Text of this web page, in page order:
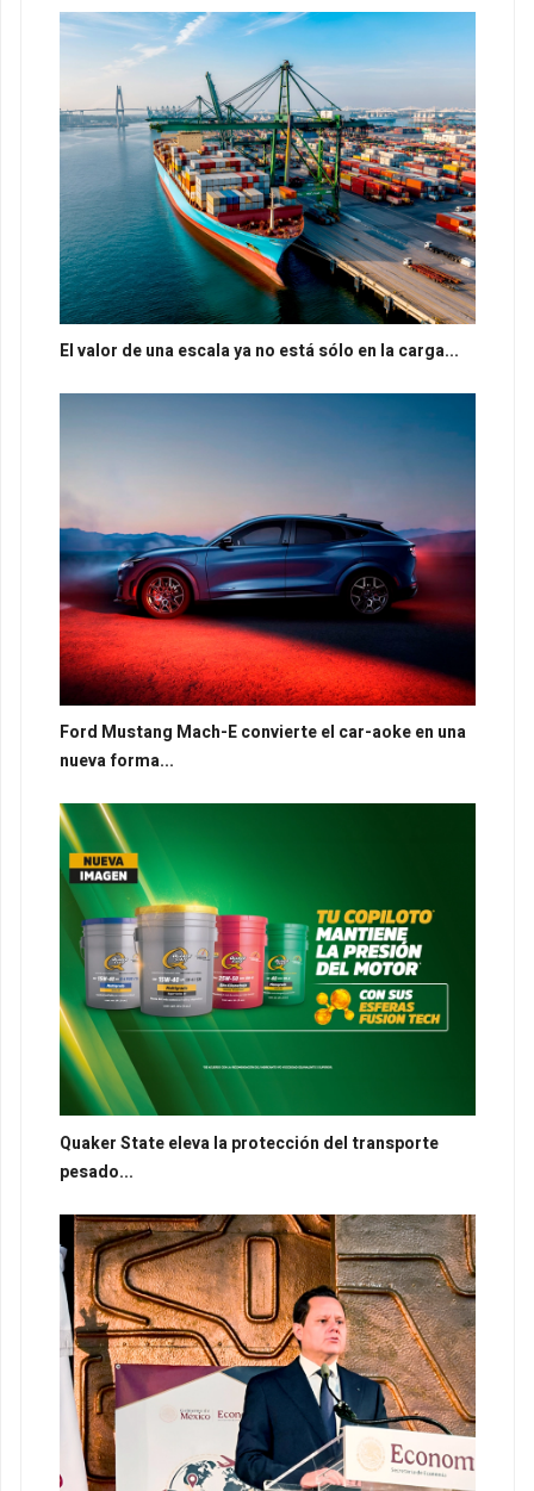
El valor de una escala ya no está sólo en la carga...
Ford Mustang Mach-E convierte el car-aoke en una
nueva forma...
Quaker State eleva la protección del transporte
pesado...